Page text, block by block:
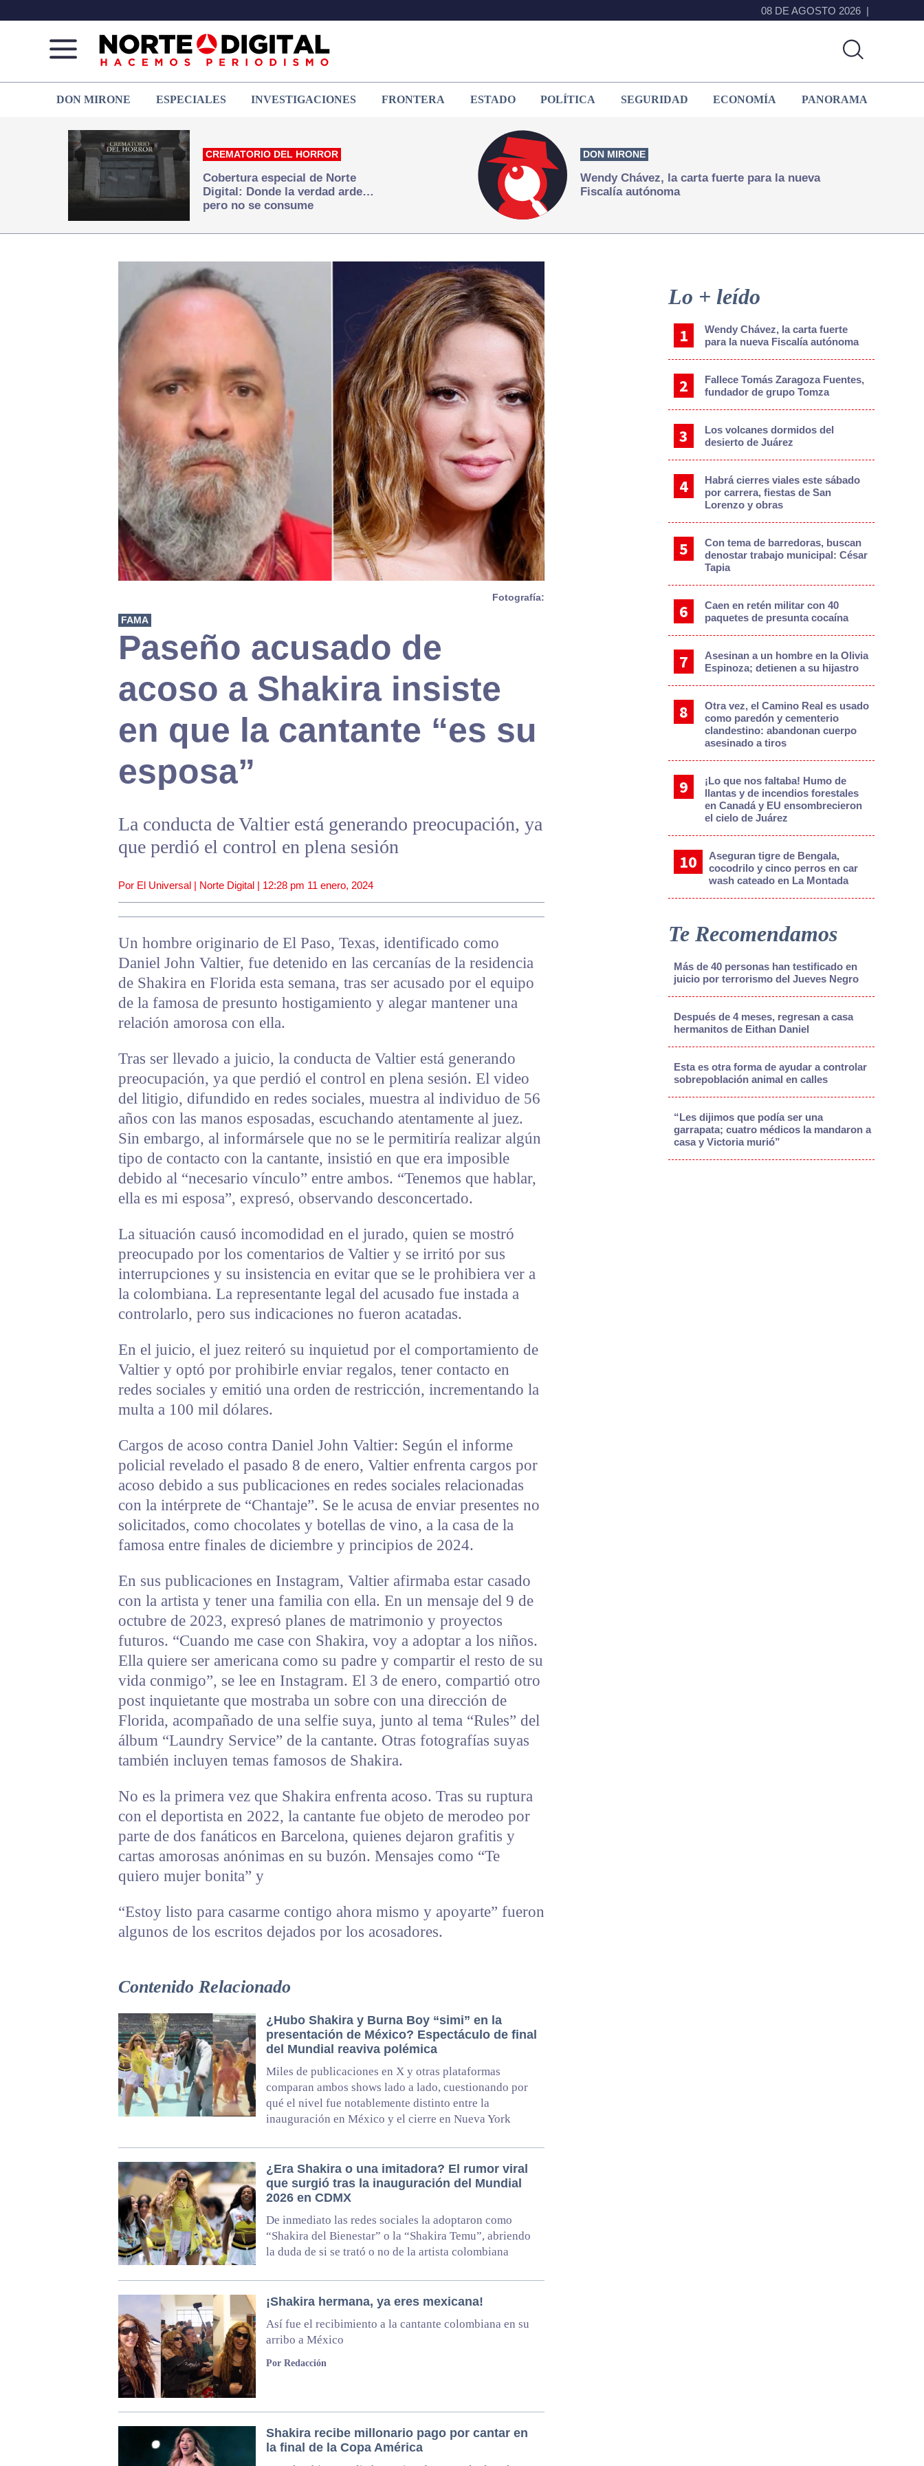
08 DE AGOSTO 2026
de
Juárez
que
hacemos periodismo
DON MIRONE ESPECIALES INVESTIGACIONES FRONTERA ESTADO POLÍTICA SEGURIDAD ECONOMÍA PANORAMA
CREMATORIO DEL HORROR
Cobertura especial de Norte
Digital: Donde la verdad arde…
pero no se consume
DON MIRONE
Wendy Chávez, la carta fuerte para la nueva
Fiscalía autónoma
Fotografía:
FAMA
Paseño acusado de
acoso a Shakira insiste
en que la cantante “es su
esposa”
La conducta de Valtier está generando preocupación, ya
que perdió el control en plena sesión
Por El Universal | Norte Digital | 12:28 pm 11 enero, 2024
Un hombre originario de El Paso, Texas, identificado como
Daniel John Valtier, fue detenido en las cercanías de la residencia
de Shakira en Florida esta semana, tras ser acusado por el equipo
de la famosa de presunto hostigamiento y alegar mantener una
relación amorosa con ella.
Tras ser llevado a juicio, la conducta de Valtier está generando
preocupación, ya que perdió el control en plena sesión. El video
del litigio, difundido en redes sociales, muestra al individuo de 56
años con las manos esposadas, escuchando atentamente al juez.
Sin embargo, al informársele que no se le permitiría realizar algún
tipo de contacto con la cantante, insistió en que era imposible
debido al “necesario vínculo” entre ambos. “Tenemos que hablar,
ella es mi esposa”, expresó, observando desconcertado.
La situación causó incomodidad en el jurado, quien se mostró
preocupado por los comentarios de Valtier y se irritó por sus
interrupciones y su insistencia en evitar que se le prohibiera ver a
la colombiana. La representante legal del acusado fue instada a
controlarlo, pero sus indicaciones no fueron acatadas.
En el juicio, el juez reiteró su inquietud por el comportamiento de
Valtier y optó por prohibirle enviar regalos, tener contacto en
redes sociales y emitió una orden de restricción, incrementando la
multa a 100 mil dólares.
Cargos de acoso contra Daniel John Valtier: Según el informe
policial revelado el pasado 8 de enero, Valtier enfrenta cargos por
acoso debido a sus publicaciones en redes sociales relacionadas
con la intérprete de “Chantaje”. Se le acusa de enviar presentes no
solicitados, como chocolates y botellas de vino, a la casa de la
famosa entre finales de diciembre y principios de 2024.
En sus publicaciones en Instagram, Valtier afirmaba estar casado
con la artista y tener una familia con ella. En un mensaje del 9 de
octubre de 2023, expresó planes de matrimonio y proyectos
futuros. “Cuando me case con Shakira, voy a adoptar a los niños.
Ella quiere ser americana como su padre y compartir el resto de su
vida conmigo”, se lee en Instagram. El 3 de enero, compartió otro
post inquietante que mostraba un sobre con una dirección de
Florida, acompañado de una selfie suya, junto al tema “Rules” del
álbum “Laundry Service” de la cantante. Otras fotografías suyas
también incluyen temas famosos de Shakira.
No es la primera vez que Shakira enfrenta acoso. Tras su ruptura
con el deportista en 2022, la cantante fue objeto de merodeo por
parte de dos fanáticos en Barcelona, quienes dejaron grafitis y
cartas amorosas anónimas en su buzón. Mensajes como “Te
quiero mujer bonita” y
“Estoy listo para casarme contigo ahora mismo y apoyarte” fueron
algunos de los escritos dejados por los acosadores.
Contenido Relacionado
¿Hubo Shakira y Burna Boy “simi” en la
presentación de México? Espectáculo de final
del Mundial reaviva polémica
Miles de publicaciones en X y otras plataformas
comparan ambos shows lado a lado, cuestionando por
qué el nivel fue notablemente distinto entre la
inauguración en México y el cierre en Nueva York
¿Era Shakira o una imitadora? El rumor viral
que surgió tras la inauguración del Mundial
2026 en CDMX
De inmediato las redes sociales la adoptaron como
“Shakira del Bienestar” o la “Shakira Temu”, abriendo
la duda de si se trató o no de la artista colombiana
¡Shakira hermana, ya eres mexicana!
Así fue el recibimiento a la cantante colombiana en su
arribo a México
Por Redacción
Shakira recibe millonario pago por cantar en
la final de la Copa América
Sidebar
Lo + leído
Wendy Chávez, la carta fuerte
para la nueva Fiscalía autónoma
Fallece Tomás Zaragoza Fuentes,
fundador de grupo Tomza
Los volcanes dormidos del
desierto de Juárez
Habrá cierres viales este sábado
por carrera, fiestas de San
Lorenzo y obras
Con tema de barredoras, buscan
denostar trabajo municipal: César
Tapia
Caen en retén militar con 40
paquetes de presunta cocaína
Asesinan a un hombre en la Olivia
Espinoza; detienen a su hijastro
Otra vez, el Camino Real es usado
como paredón y cementerio
clandestino: abandonan cuerpo
asesinado a tiros
¡Lo que nos faltaba! Humo de
llantas y de incendios forestales
en Canadá y EU ensombrecieron
el cielo de Juárez
Aseguran tigre de Bengala,
cocodrilo y cinco perros en car
wash cateado en La Montada
Te Recomendamos
Más de 40 personas han testificado en
juicio por terrorismo del Jueves Negro
Después de 4 meses, regresan a casa
hermanitos de Eithan Daniel
Esta es otra forma de ayudar a controlar
sobrepoblación animal en calles
“Les dijimos que podía ser una
garrapata; cuatro médicos la mandaron a
casa y Victoria murió”